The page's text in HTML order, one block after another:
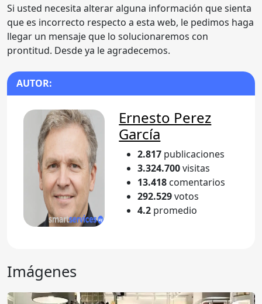
Si usted necesita alterar alguna información que sienta
que es incorrecto respecto a esta web, le pedimos haga
llegar un mensaje que lo solucionaremos con
prontitud. Desde ya le agradecemos.
AUTOR:
Ernesto Perez
García
2.817 publicaciones
3.324.700visitas
13.418 comentarios
292.529votos
4.2 promedio
Imágenes